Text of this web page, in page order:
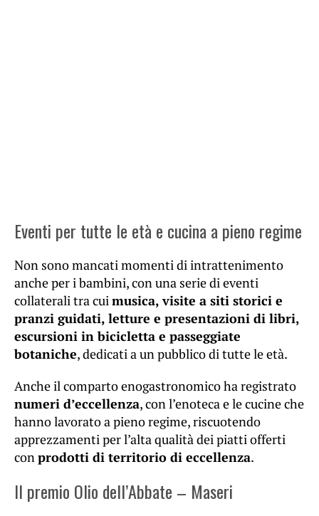
Eventi per tutte le età e cucina a pieno regime
Non sono mancati momenti di intrattenimento
anche per i bambini, con una serie di eventi
collaterali tra cuimusica, visite a siti storici e
pranzi guidati, letture e presentazioni di libri,
escursioni in bicicletta e passeggiate
botaniche, dedicati a un pubblico di tutte le età.
Anche il comparto enogastronomico ha registrato
numeri d’eccellenza, con l’enoteca e le cucine che
hanno lavorato a pieno regime, riscuotendo
apprezzamenti per l’alta qualità dei piatti offerti
conprodotti di territorio di eccellenza.
Il premio Olio dell’Abbate – Maseri